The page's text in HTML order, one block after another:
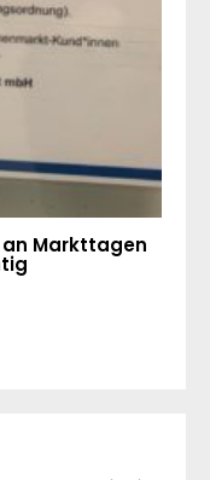
Markttagen